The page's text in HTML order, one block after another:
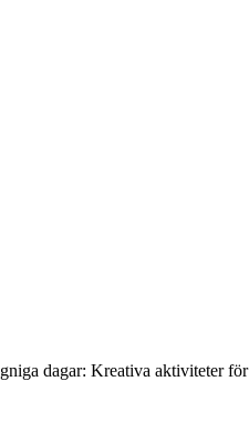
dagar: Kreativa aktiviteter